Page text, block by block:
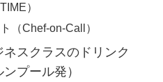
）
（Chef-on-Call）
スクラスのドリンク
プール発）